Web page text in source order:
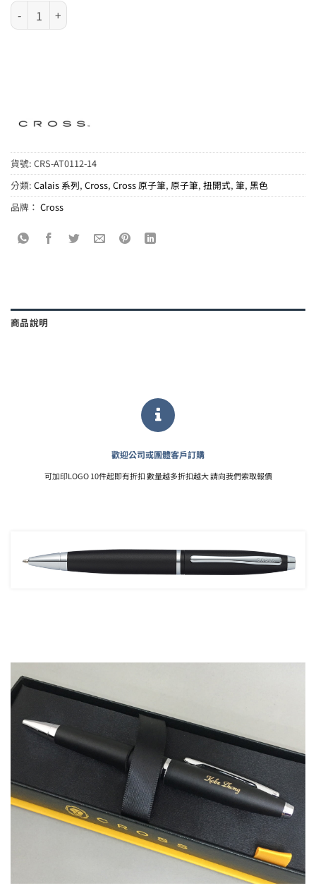
Cross Calais 系列 - 磨砂黑原子筆 (AT0112-14) 數量
貨號: CRS-AT0112-14
分類: Calais 系列, Cross, Cross 原子筆, 原子筆, 扭開式, 筆, 黑色
品牌： Cross
商品說明
歡迎公司或團體客戶訂購
可加印LOGO 10件起即有折扣 數量越多折扣越大 請向我們索取報價